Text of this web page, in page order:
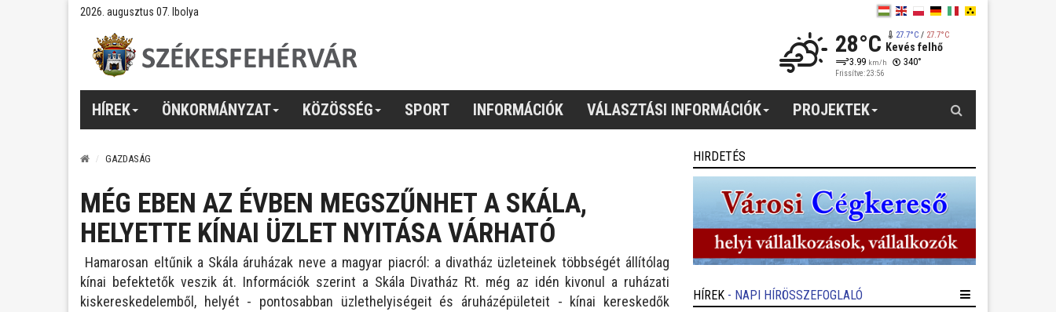
2026. augusztus 07. Ibolya
28°C 27.7°C/ 27.7°C
Kevés felhő
3.99 km/h 340°
Frissítve: 23:56
HÍREK ÖNKORMÁNYZAT KÖZÖSSÉG SPORT INFORMÁCIÓK VÁLASZTÁSI INFORMÁCIÓK PROJEKTEK
GAZDASÁG
MÉG EBEN AZ ÉVBEN MEGSZŰNHET A SKÁLA,
HELYETTE KÍNAI ÜZLET NYITÁSA VÁRHATÓ
Hamarosan eltűnik a Skála áruházak neve a magyar piacról: a divatház üzleteinek többségét állítólag
kínai befektetők veszik át. Információk szerint a Skála Divatház Rt. még az idén kivonul a ruházati
kiskereskedelemből, helyét - pontosabban üzlethelyiségeit és áruházépületeit - kínai kereskedők
HIRDETÉS
HÍREK - NAPI HÍRÖSSZEFOGLALÓ